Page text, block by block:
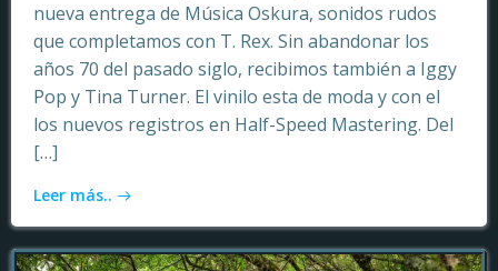
nueva entrega de Música Oskura, sonidos rudos
que completamos con T. Rex. Sin abandonar los
años 70 del pasado siglo, recibimos también a Iggy
Pop y Tina Turner. El vinilo esta de moda y con el
los nuevos registros en Half-Speed Mastering. Del
[…]
Leer más..